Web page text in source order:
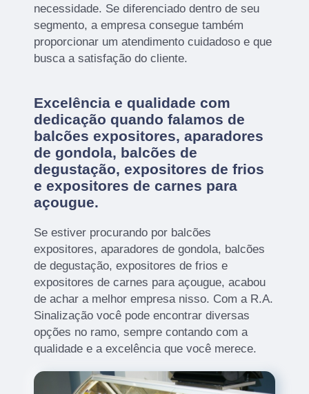
necessidade. Se diferenciado dentro de seu
segmento, a empresa consegue também
proporcionar um atendimento cuidadoso e que
busca a satisfação do cliente.
Excelência e qualidade com
dedicação quando falamos de
balcões expositores, aparadores
de gondola, balcões de
degustação, expositores de frios
e expositores de carnes para
açougue.
Se estiver procurando por balcões
expositores, aparadores de gondola, balcões
de degustação, expositores de frios e
expositores de carnes para açougue, acabou
de achar a melhor empresa nisso. Com a R.A.
Sinalização você pode encontrar diversas
opções no ramo, sempre contando com a
qualidade e a excelência que você merece.